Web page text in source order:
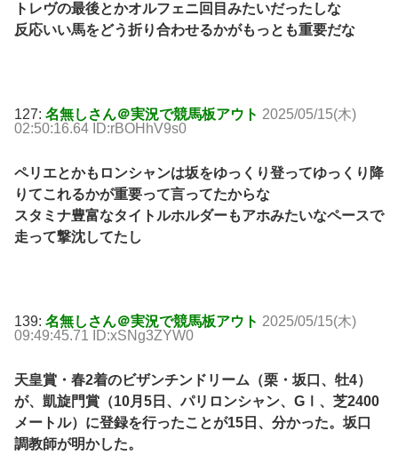
トレヴの最後とかオルフェニ回目みたいだったしな
反応いい馬をどう折り合わせるかがもっとも重要だな
127: 名無しさん＠実況で競馬板アウト 2025/05/15(木)
02:50:16.64 ID:rBOHhV9s0
ペリエとかもロンシャンは坂をゆっくり登ってゆっくり降
りてこれるかが重要って言ってたからな
スタミナ豊富なタイトルホルダーもアホみたいなペースで
走って撃沈してたし
139: 名無しさん＠実況で競馬板アウト 2025/05/15(木)
09:49:45.71 ID:xSNg3ZYW0
天皇賞・春2着のビザンチンドリーム（栗・坂口、牡4）
が、凱旋門賞（10月5日、パリロンシャン、GⅠ、芝2400
メートル）に登録を行ったことが15日、分かった。坂口
調教師が明かした。